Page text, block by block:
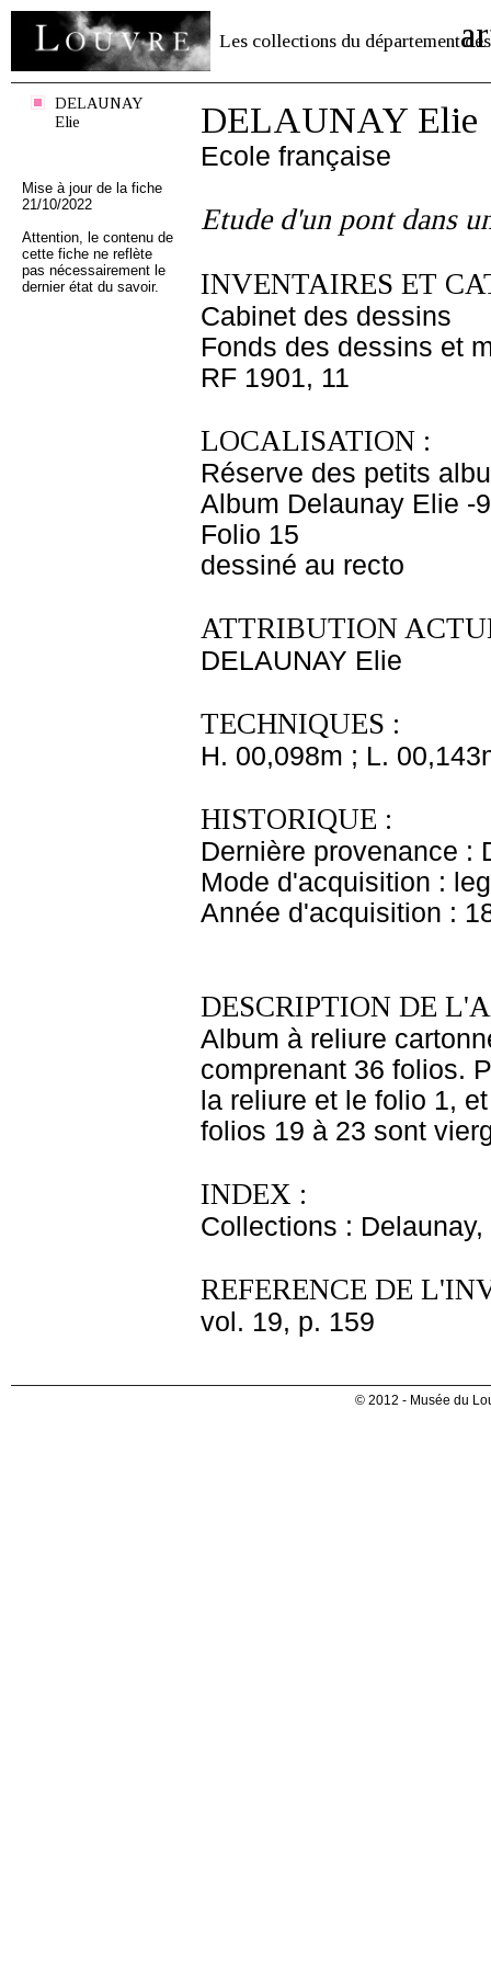
Les collections du département des
DELAUNAY
Elie
Mise à jour de la fiche
21/10/2022
Attention, le contenu de
cette fiche ne reflète
pas nécessairement le
dernier état du savoir.
DELAUNAY Elie
Ecole française
Etude d'un pont dans
INVENTAIRES ET
Cabinet des dessins
Fonds des dessins et
RF 1901, 11
LOCALISATION :
Réserve des petits
Album Delaunay Elie -
Folio 15
dessiné au recto
ATTRIBUTION
DELAUNAY Elie
TECHNIQUES :
H. 00,098m ; L.
HISTORIQUE :
Dernière provenance :
Mode d'acquisition :
Année d'acquisition :
DESCRIPTION DE
Album à reliure
comprenant 36 folios.
la reliure et le folio 1,
folios 19 à 23 sont
INDEX :
Collections : Delaunay,
REFERENCE DE
vol. 19, p. 159
© 2012 - Musée du